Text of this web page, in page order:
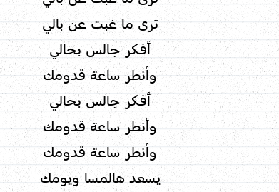
ترى ما غبت عن بالي
أفكر جالس بحالي
وأنطر ساعة قدومك
أفكر جالس بحالي
وأنطر ساعة قدومك
وأنطر ساعة قدومك
يسعد هالمسا ويومك